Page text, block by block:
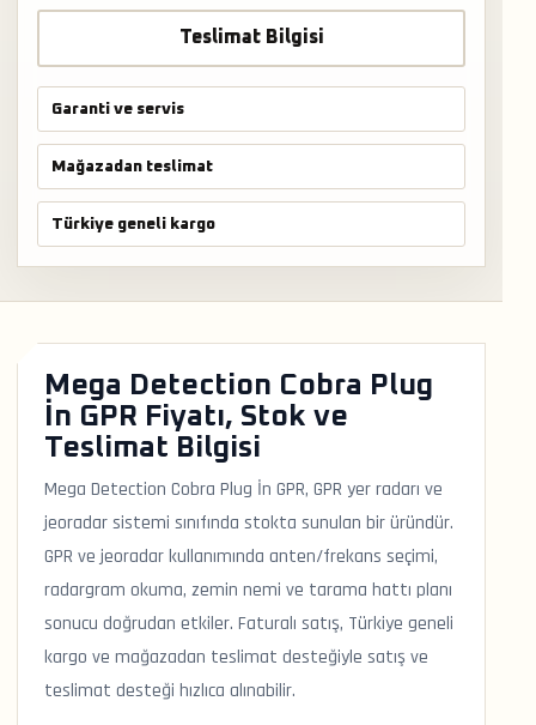
Teslimat Bilgisi
Garanti ve servis
Mağazadan teslimat
Türkiye geneli kargo
Mega Detection Cobra Plug
İn GPR Fiyatı, Stok ve
Teslimat Bilgisi
Mega Detection Cobra Plug İn GPR, GPR yer radarı ve
jeoradar sistemi sınıfında stokta sunulan bir üründür.
GPR ve jeoradar kullanımında anten/frekans seçimi,
radargram okuma, zemin nemi ve tarama hattı planı
sonucu doğrudan etkiler. Faturalı satış, Türkiye geneli
kargo ve mağazadan teslimat desteğiyle satış ve
teslimat desteği hızlıca alınabilir.